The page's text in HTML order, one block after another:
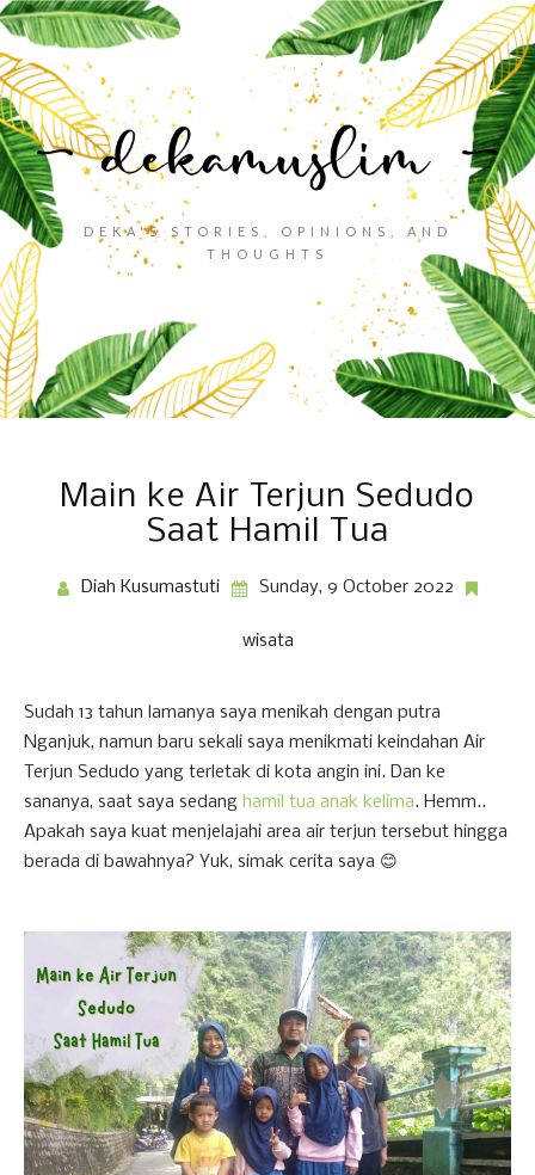
DEKA'S STORIES, OPINIONS, AND
THOUGHTS
Main ke Air Terjun Sedudo
Saat Hamil Tua
Diah Kusumastuti Sunday, 9 October 2022
wisata
Sudah 13 tahun lamanya saya menikah dengan putra
Nganjuk, namun baru sekali saya menikmati keindahan Air
Terjun Sedudo yang terletak di kota angin ini. Dan ke
sananya, saat saya sedang hamil tua anak kelima. Hemm..
Apakah saya kuat menjelajahi area air terjun tersebut hingga
berada di bawahnya? Yuk, simak cerita saya 😊